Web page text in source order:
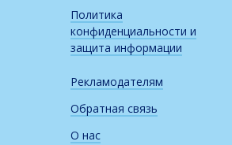
Политика
конфиденциальности и
защита информации
Рекламодателям
Обратная связь
О нас